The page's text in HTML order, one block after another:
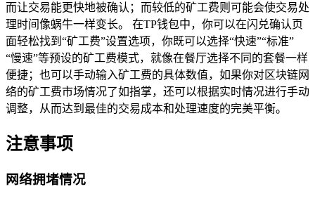
而让交易能更快地被确认；而较低的矿工费则可能会使交易处
理时间像蜗牛一样变长。 在TP钱包中，你可以在闪兑确认页
面轻松找到“矿工费”设置选项，你既可以选择“快速”“标准”
“慢速”等预设的矿工费模式，就像在餐厅选择不同的套餐一样
便捷；也可以手动输入矿工费的具体数值，如果你对区块链网
络的矿工费市场情况了如指掌，还可以根据实时情况进行手动
调整，从而达到最佳的交易成本和处理速度的完美平衡。
注意事项
网络拥堵情况